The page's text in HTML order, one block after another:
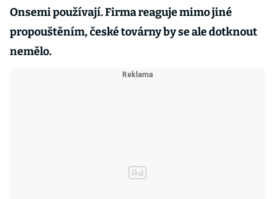
Onsemi používají. Firma reaguje mimo jiné
propouštěním, české továrny by se ale dotknout
nemělo.